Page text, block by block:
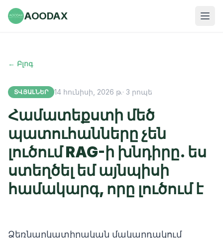
AOODAX
← Բլոգ
ՏՎՅԱԼՆԵՐ 14 հունիսի, 2026 թ.·3 րոպե
Համատեքստի մեծ
պատուհանները չեն
լուծում RAG-ի խնդիրը. ես
ստեղծել եմ այնպիսի
համակարգ, որը լուծում է
Ձեռնարկատիրական մակարդակում